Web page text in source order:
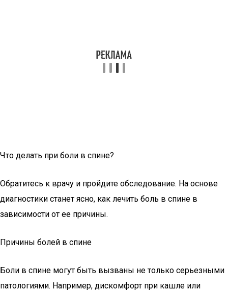
Что делать при боли в спине?
Обратитесь к врачу и пройдите обследование. На основе
диагностики станет ясно, как лечить боль в спине в
зависимости от ее причины.
Причины болей в спине
Боли в спине могут быть вызваны не только серьезными
патологиями. Например, дискомфорт при кашле или